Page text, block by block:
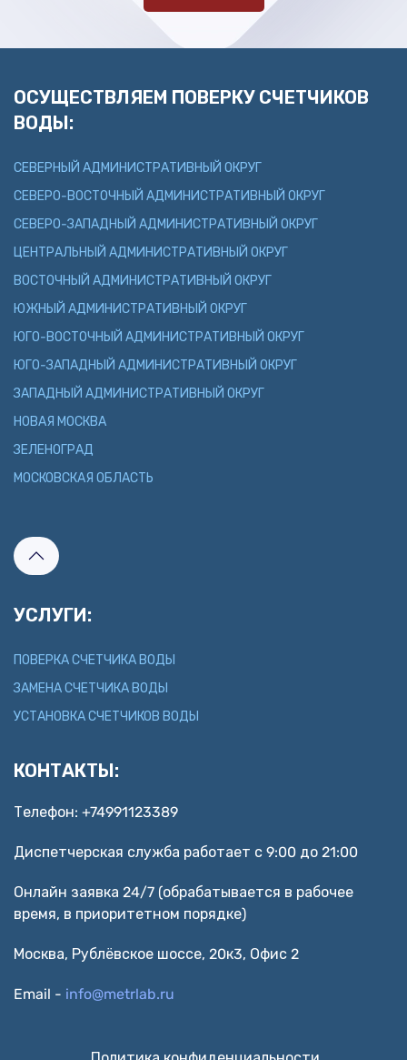
ОСУЩЕСТВЛЯЕМ ПОВЕРКУ СЧЕТЧИКОВ
ВОДЫ:
СЕВЕРНЫЙ АДМИНИСТРАТИВНЫЙ ОКРУГ
СЕВЕРО-ВОСТОЧНЫЙ АДМИНИСТРАТИВНЫЙ ОКРУГ
СЕВЕРО-ЗАПАДНЫЙ АДМИНИСТРАТИВНЫЙ ОКРУГ
ЦЕНТРАЛЬНЫЙ АДМИНИСТРАТИВНЫЙ ОКРУГ
ВОСТОЧНЫЙ АДМИНИСТРАТИВНЫЙ ОКРУГ
ЮЖНЫЙ АДМИНИСТРАТИВНЫЙ ОКРУГ
ЮГО-ВОСТОЧНЫЙ АДМИНИСТРАТИВНЫЙ ОКРУГ
ЮГО-ЗАПАДНЫЙ АДМИНИСТРАТИВНЫЙ ОКРУГ
ЗАПАДНЫЙ АДМИНИСТРАТИВНЫЙ ОКРУГ
НОВАЯ МОСКВА
ЗЕЛЕНОГРАД
МОСКОВСКАЯ ОБЛАСТЬ
УСЛУГИ:
ПОВЕРКА СЧЕТЧИКА ВОДЫ
ЗАМЕНА СЧЕТЧИКА ВОДЫ
УСТАНОВКА СЧЕТЧИКОВ ВОДЫ
КОНТАКТЫ:
Телефон: +74991123389
Диспетчерская служба работает с 9:00 до 21:00
Онлайн заявка 24/7 (обрабатывается в рабочее
время, в приоритетном порядке)
Москва, Рублёвское шоссе, 20к3, Офис 2
Email - info@metrlab.ru